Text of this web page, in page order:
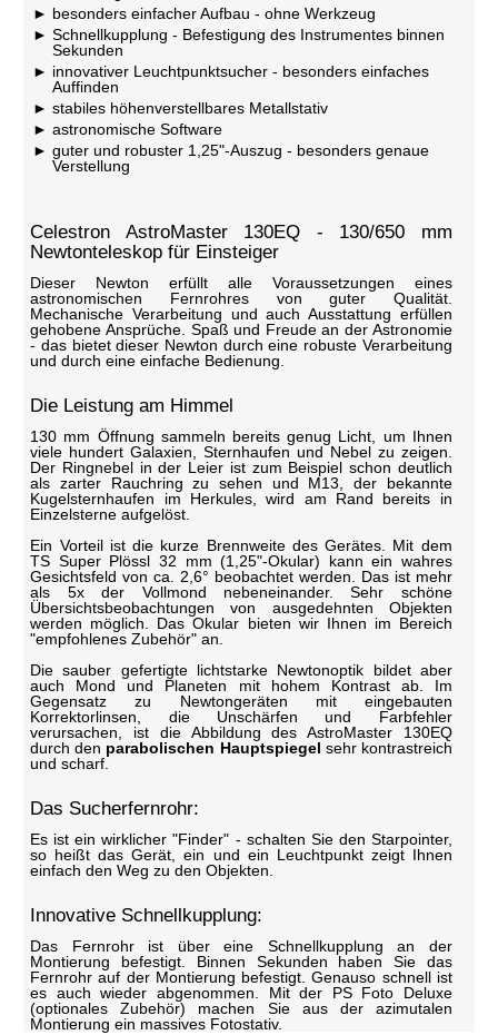
besonders einfacher Aufbau - ohne Werkzeug
Schnellkupplung - Befestigung des Instrumentes binnen
Sekunden
innovativer Leuchtpunktsucher - besonders einfaches
Auffinden
stabiles höhenverstellbares Metallstativ
astronomische Software
guter und robuster 1,25"-Auszug - besonders genaue
Verstellung
Celestron AstroMaster 130EQ - 130/650 mm
Newtonteleskop für Einsteiger
Dieser Newton erfüllt alle Voraussetzungen eines
astronomischen Fernrohres von guter Qualität.
Mechanische Verarbeitung und auch Ausstattung erfüllen
gehobene Ansprüche. Spaß und Freude an der Astronomie
- das bietet dieser Newton durch eine robuste Verarbeitung
und durch eine einfache Bedienung.
Die Leistung am Himmel
130 mm Öffnung sammeln bereits genug Licht, um Ihnen
viele hundert Galaxien, Sternhaufen und Nebel zu zeigen.
Der Ringnebel in der Leier ist zum Beispiel schon deutlich
als zarter Rauchring zu sehen und M13, der bekannte
Kugelsternhaufen im Herkules, wird am Rand bereits in
Einzelsterne aufgelöst.
Ein Vorteil ist die kurze Brennweite des Gerätes. Mit dem
TS Super Plössl 32 mm (1,25"-Okular) kann ein wahres
Gesichtsfeld von ca. 2,6° beobachtet werden. Das ist mehr
als 5x der Vollmond nebeneinander. Sehr schöne
Übersichtsbeobachtungen von ausgedehnten Objekten
werden möglich. Das Okular bieten wir Ihnen im Bereich
"empfohlenes Zubehör" an.
Die sauber gefertigte lichtstarke Newtonoptik bildet aber
auch Mond und Planeten mit hohem Kontrast ab. Im
Gegensatz zu Newtongeräten mit eingebauten
Korrektorlinsen, die Unschärfen und Farbfehler
verursachen, ist die Abbildung des AstroMaster 130EQ
durch den parabolischen Hauptspiegel sehr kontrastreich
und scharf.
Das Sucherfernrohr:
Es ist ein wirklicher "Finder" - schalten Sie den Starpointer,
so heißt das Gerät, ein und ein Leuchtpunkt zeigt Ihnen
einfach den Weg zu den Objekten.
Innovative Schnellkupplung:
Das Fernrohr ist über eine Schnellkupplung an der
Montierung befestigt. Binnen Sekunden haben Sie das
Fernrohr auf der Montierung befestigt. Genauso schnell ist
es auch wieder abgenommen. Mit der PS Foto Deluxe
(optionales Zubehör) machen Sie aus der azimutalen
Montierung ein massives Fotostativ.